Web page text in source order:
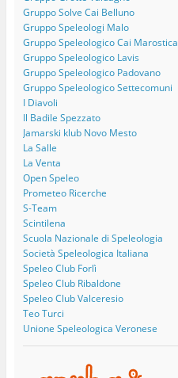
Gruppo Solve Cai Belluno
Gruppo Speleologi Malo
Gruppo Speleologico Cai Marostica
Gruppo Speleologico Lavis
Gruppo Speleologico Padovano
Gruppo Speleologico Settecomuni
I Diavoli
Il Badile Spezzato
Jamarski klub Novo Mesto
La Salle
La Venta
Open Speleo
Prometeo Ricerche
S-Team
Scintilena
Scuola Nazionale di Speleologia
Società Speleologica Italiana
Speleo Club Forlì
Speleo Club Ribaldone
Speleo Club Valceresio
Teo Turci
Unione Speleologica Veronese